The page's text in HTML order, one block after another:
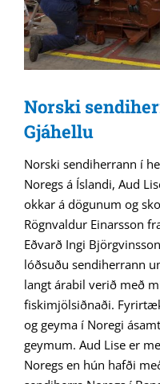
Norski
Gjáhellu
Norski sendiherrann í
Noregs á Íslandi, Aud
okkar á dögunum og
Rögnvaldur Einarsson
Eðvarð Ingi
lóðsuðu sendiherrann
langt árabil verið með
fiskimjölsiðnaði.
og geyma í Noregi
geymum. Aud Lise er
Noregs en hún hafði